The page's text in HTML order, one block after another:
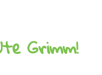
Grimm!